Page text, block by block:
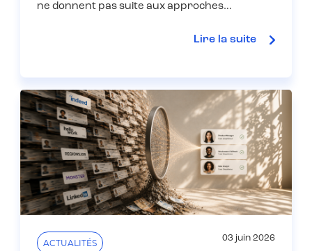
ne donnent pas suite aux approches…
Lire la suite
ACTUALITÉS 03 juin 2026